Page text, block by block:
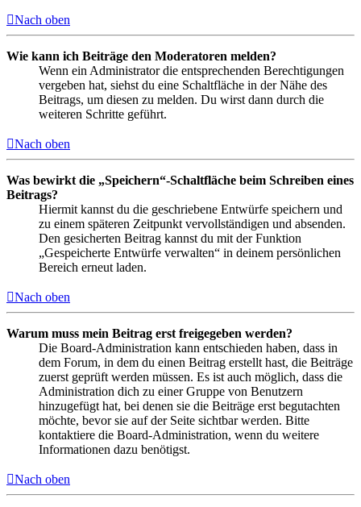
Nach oben
Wie kann ich Beiträge den Moderatoren melden?
Wenn ein Administrator die entsprechenden Berechtigungen
vergeben hat, siehst du eine Schaltfläche in der Nähe des
Beitrags, um diesen zu melden. Du wirst dann durch die
weiteren Schritte geführt.
Nach oben
Was bewirkt die „Speichern“-Schaltfläche beim Schreiben eines
Beitrags?
Hiermit kannst du die geschriebene Entwürfe speichern und
zu einem späteren Zeitpunkt vervollständigen und absenden.
Den gesicherten Beitrag kannst du mit der Funktion
„Gespeicherte Entwürfe verwalten“ in deinem persönlichen
Bereich erneut laden.
Nach oben
Warum muss mein Beitrag erst freigegeben werden?
Die Board-Administration kann entschieden haben, dass in
dem Forum, in dem du einen Beitrag erstellt hast, die Beiträge
zuerst geprüft werden müssen. Es ist auch möglich, dass die
Administration dich zu einer Gruppe von Benutzern
hinzugefügt hat, bei denen sie die Beiträge erst begutachten
möchte, bevor sie auf der Seite sichtbar werden. Bitte
kontaktiere die Board-Administration, wenn du weitere
Informationen dazu benötigst.
Nach oben